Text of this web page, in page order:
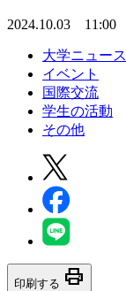
2024.10.03 11:00
大学ニュース
イベント
国際交流
学生の活動
その他
印刷する print